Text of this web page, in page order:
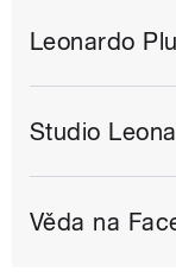
Leonardo
Studio
Věda na